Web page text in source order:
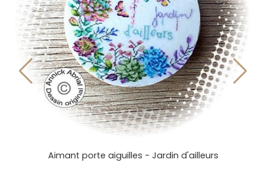
Aimant porte aiguilles - Jardin d'ailleurs